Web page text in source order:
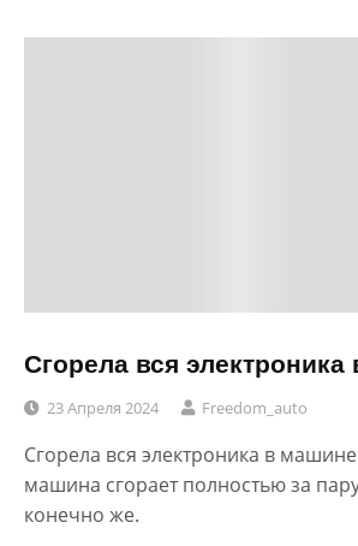
Сгорела вся
23 Апреля 2024 Freedom_auto
Сгорела вся электроника в
машина сгорает полностью за
конечно же.